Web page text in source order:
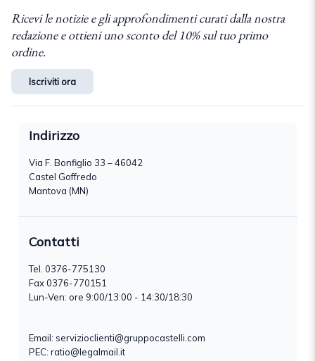
Ricevi le notizie e gli approfondimenti curati dalla nostra
redazione e ottieni uno sconto del 10% sul tuo primo
ordine.
Iscriviti ora
Indirizzo
Via F. Bonfiglio 33 – 46042
Castel Goffredo
Mantova (MN)
Contatti
Tel. 0376-775130
Fax 0376-770151
Lun-Ven: ore 9:00/13:00 - 14:30/18:30
Email: servizioclienti@gruppocastelli.com
PEC: ratio@legalmail.it